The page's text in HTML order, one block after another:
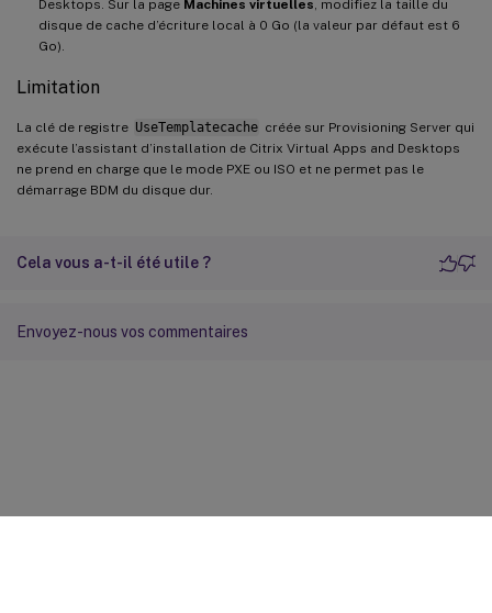
Desktops. Sur la page Machines virtuelles, modifiez la taille du
disque de cache d’écriture local à 0 Go (la valeur par défaut est 6
Go).
Limitation
La clé de registre UseTemplatecache créée sur Provisioning Server qui
exécute l’assistant d’installation de Citrix Virtual Apps and Desktops
ne prend en charge que le mode PXE ou ISO et ne permet pas le
démarrage BDM du disque dur.
Cela vous a-t-il été utile ?
Envoyez-nous vos commentaires